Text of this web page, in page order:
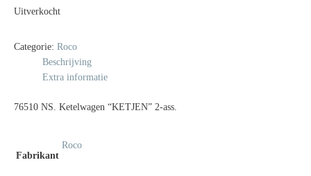
Uitverkocht
Categorie: Roco
Beschrijving
Extra informatie
76510 NS. Ketelwagen “KETJEN” 2-ass.
Fabrikant
Roco